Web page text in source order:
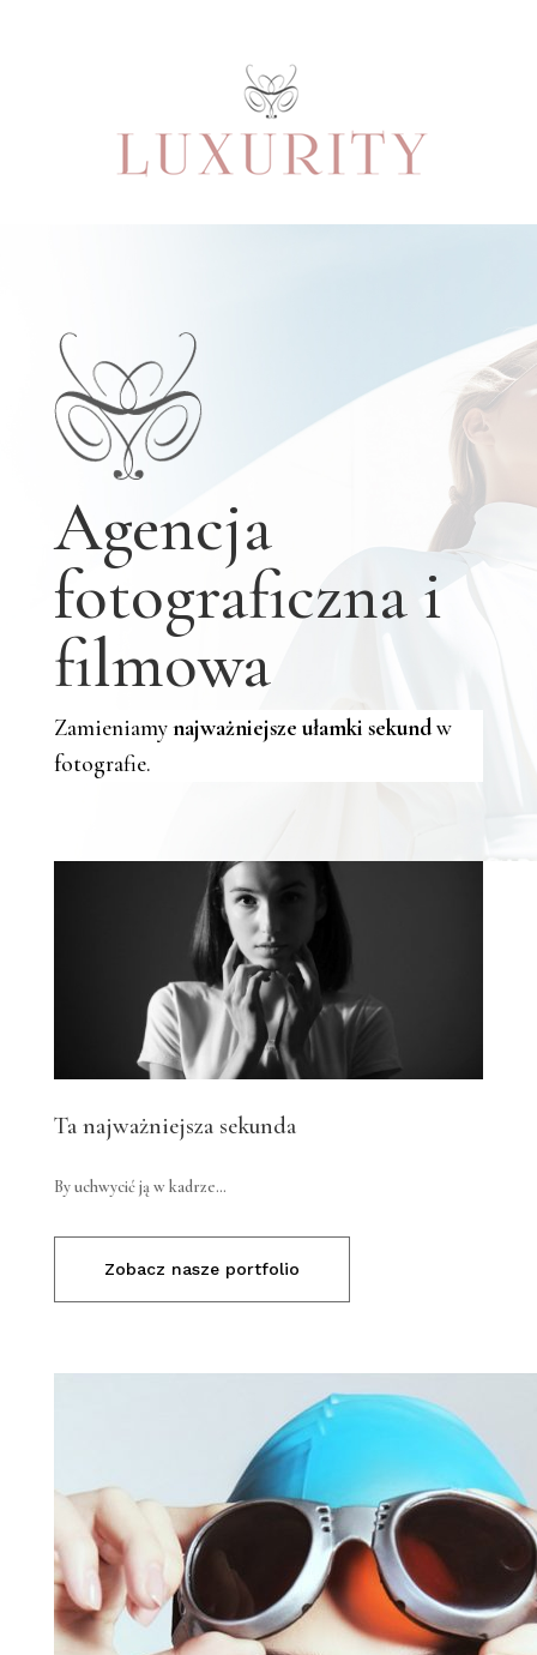
Agencja
fotograficzna i
filmowa
Zamieniamynajważniejsze ułamki sekundw
fotografie.
Ta najważniejsza sekunda
By uchwycić ją w kadrze…
Zobacz nasze portfolio